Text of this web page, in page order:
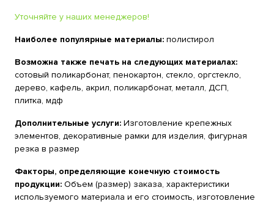
Уточняйте у наших менеджеров!
Наиболее популярные материалы: полистирол
Возможна также печать на следующих материалах:
сотовый поликарбонат, пенокартон, стекло, оргстекло,
дерево, кафель, акрил, поликарбонат, металл, ДСП,
плитка, мдф
Дополнительные услуги: Изготовление крепежных
элементов, декоративные рамки для изделия, фигурная
резка в размер
Факторы, определяющие конечную стоимость
продукции: Объем (размер) заказа, характеристики
используемого материала и его стоимость, изготовление